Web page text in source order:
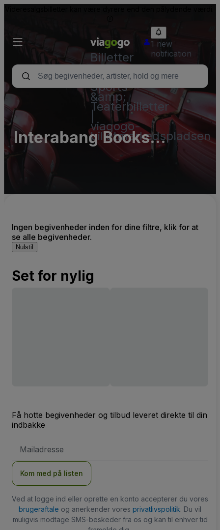
Billetter
-
Koncert-,
Sports-
&amp;
Teaterbilletter
viagogo-
billetmarkedspladsen
1 new
notification
Interabang Books
Parking Lots (InActive)
Ingen begivenheder inden for dine filtre, klik for at
se alle begivenheder.
Nulstil
Set for nylig
Få hotte begivenheder og tilbud leveret direkte til din
indbakke
adresse
Kom med på listen
Ved at logge ind eller oprette en konto accepterer du vores
brugeraftale og anerkender vores privatlivspolitik. Du vil
muligvis modtage SMS-beskeder fra os og kan til enhver tid